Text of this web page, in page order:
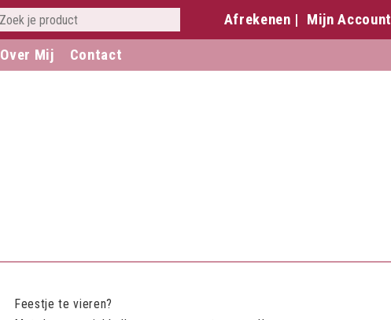
Afrekenen Mijn Account
Over Mij Contact
Feestje te vieren?